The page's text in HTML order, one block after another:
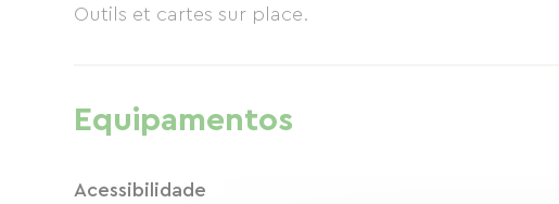
abrem para um terraço de 30 m² voltado para o
com espreguiçadeiras e guarda-sóis, e uma área
Equipamentos
Acessibilidade